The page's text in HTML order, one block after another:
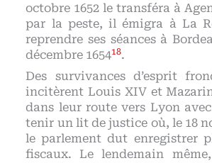
octobre 1652 le transféra à
par la peste, il émigra à La
reprendre ses séances à
décembre 165418.
Des survivances d’esprit
incitèrent Louis XIV et
dans leur route vers Lyon
tenir un lit de justice où, le 18
le parlement dut enregistrer
fiscaux. Le lendemain